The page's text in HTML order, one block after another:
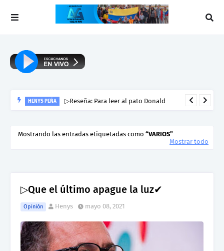
HENYS PEÑA ▷Reseña: Para leer al pato Donald
Mostrando las entradas etiquetadas como
VARIOS
Mostrar todo
▷Que el último apague la luz✔
Opinión Henys mayo 08, 2021